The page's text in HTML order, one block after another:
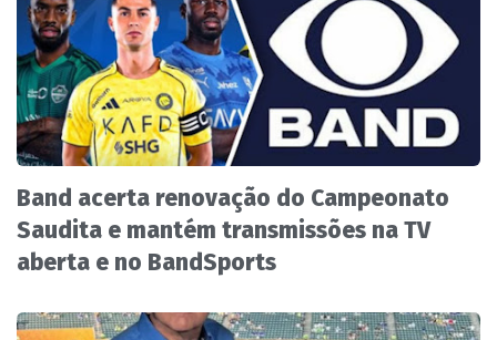
Band acerta renovação do Campeonato
Saudita e mantém transmissões na TV
aberta e no BandSports